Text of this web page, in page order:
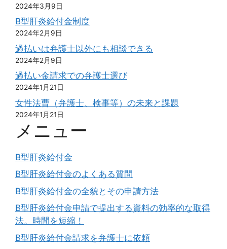
2024年3月9日
B型肝炎給付金制度
2024年2月9日
過払いは弁護士以外にも相談できる
2024年2月9日
過払い金請求での弁護士選び
2024年1月21日
女性法曹（弁護士、検事等）の未来と課題
2024年1月21日
メニュー
B型肝炎給付金
B型肝炎給付金のよくある質問
B型肝炎給付金の全貌とその申請方法
B型肝炎給付金申請で提出する資料の効率的な取得
法。時間を短縮！
B型肝炎給付金請求を弁護士に依頼